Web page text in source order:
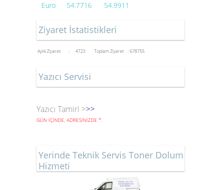
Euro
54.7716 54.9911
Ziyaret İstatistikleri
Aylık Ziyaret : 4723 Toplam Ziyaret : 678755
Yazıcı Servisi
Yazıcı Tamiri >>>
GÜN İÇİNDE, ADRESİNİZDE *.
Yerinde Teknik Servis Toner Dolum
Hizmeti